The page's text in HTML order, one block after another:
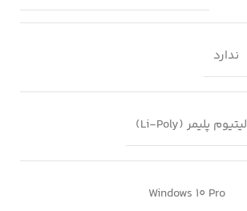
ندارد
لیتیوم پلیمر (Li-Poly)
‎Windows 10 Pro